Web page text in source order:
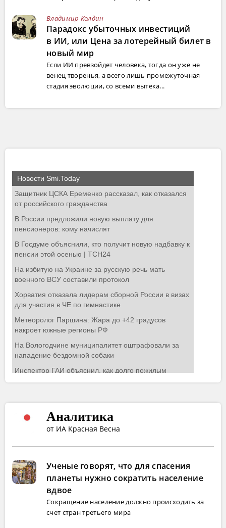
Владимир Колдин
Парадокс убыточных инвестиций
в ИИ, или Цена за лотерейный билет в
новый мир
Если ИИ превзойдет человека, тогда он уже не
венец творенья, а всего лишь промежуточная
стадия эволюции, со всеми вытека...
Аналитика
от ИА Красная Весна
Ученые говорят, что для спасения
планеты нужно сократить население
вдвое
Сокращение население должно происходить за
счет стран третьего мира